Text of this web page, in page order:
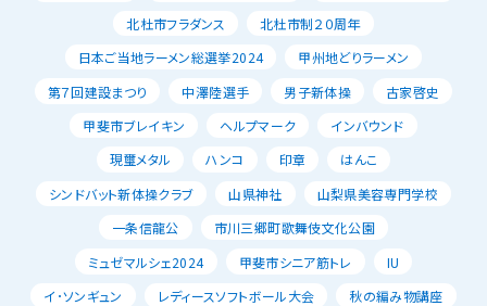
北杜市フラダンス
北杜市制２０周年
日本ご当地ラーメン総選挙2024
甲州地どりラーメン
第７回建設まつり
中澤陸選手 男子新体操
古家啓史
甲斐市ブレイキン
ヘルプマーク
インバウンド
現璽メタル
ハンコ 印章
はんこ
シンドバット新体操クラブ
山県神社
山梨県美容専門学校
一条信龍公
市川三郷町歌舞伎文化公園
ミュゼマルシェ2024
甲斐市シニア筋トレ
IU
イ･ソンギュン
レディースソフトボール大会
秋の編み物講座